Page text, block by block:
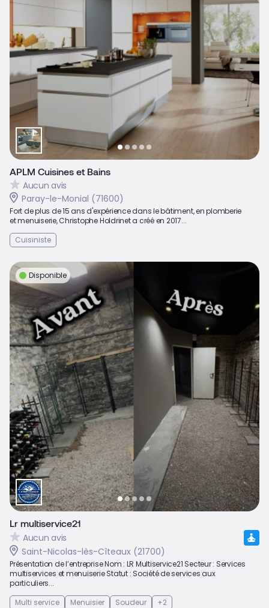
APLM Cuisines et Bains
Aucun avis
Paray-le-Monial (71600)
Fort de plus de 15 ans d'expérience dans le bâtiment, en plomberie
et menuiserie, Christophe Holdrinet a créé en 2017...
Cuisiniste
Disponible
Lr multiservice21
Aucun avis
Saint-Nicolas-lès-Cîteaux (21700)
Présentation de l’entreprise Nom : LR Multiservice21 Secteur : Services
multiservices et menuiserie Statut : Société de services aux
particuliers...
Multi service
Menuisier Soudeur +2